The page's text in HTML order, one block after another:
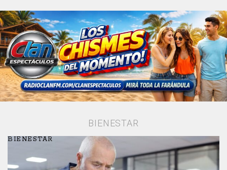
BIENESTAR
BIENESTAR